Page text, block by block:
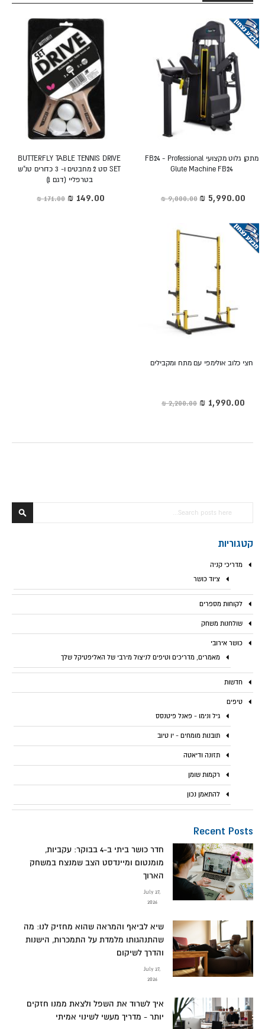
מתקן גלוט מקצועי FB24 - Professional
Glute Machine FB24
‏9,000.00 ₪ מחיר
מיוחד
BUTTERFLY TABLE TENNIS DRIVE
SET סט 2 מחבטים ו- 3 כדורים טנ"ש
בטרפליי (דגם 1)
מחיר
מיוחד
חצי כלוב אולימפי עם מתח ומקבילים
מחיר
מיוחד
קטגוריות
מדריכי קניה
ציוד כושר
לקוחות מספרים
שולחנות משחק
כושר אירובי
מאמרים, מדריכים וטיפים לניצול מירבי של האליפטיקל שלך
חדשות
טיפים
גיל ונימו - פאנל פיטנסס
תובנות מומחים - יו טיוב
תזונה ודיאטה
רקמות שומן
להתאמן נכון
Recent Posts
חדר כושר ביתי ב-4 בבוקר: עקביות,
מומנטום ומיינדסט הצב שמנצח במשחק
הארוך
July 27,
2026
שיא לביאף והמראה שהוא מחזיק לנו: מה
שהתנהגותו מלמדת על התמכרות, הישנות
והדרך לשיקום
July 27,
2026
איך לשרוד את השפל ולצאת ממנו חזקים
יותר - מדריך מעשי לשינוי אמיתי